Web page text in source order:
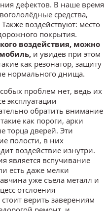
дефектов. В наше время
средства,
воздействуют: место
покрытия.
воздействия, можно
и увидев при этом
как резонатор, защиту
нормального днища.
проблем нет, ведь их
эксплуатации
обратить внимание
как пороги, арки
торца дверей. Эти
полости, в них
воздействие изнутри.
является вспучивание
есть даже мелки
уже съела металл и
отслоения
верить заверениям